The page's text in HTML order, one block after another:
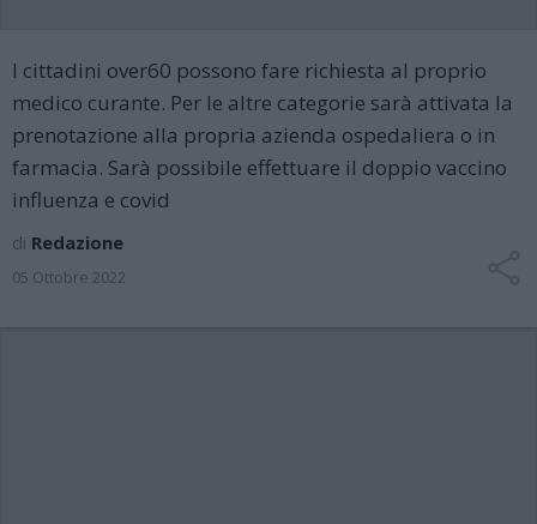
I cittadini over60 possono fare richiesta al proprio
medico curante. Per le altre categorie sarà attivata la
prenotazione alla propria azienda ospedaliera o in
farmacia. Sarà possibile effettuare il doppio vaccino
influenza e covid
di Redazione
05 Ottobre 2022